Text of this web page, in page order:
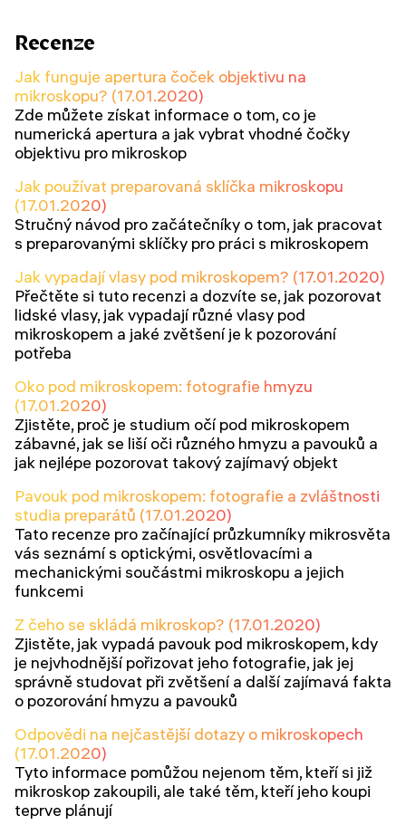
Recenze
Jak funguje apertura čoček objektivu na
mikroskopu? (17.01.2020)
Zde můžete získat informace o tom, co je
numerická apertura a jak vybrat vhodné čočky
objektivu pro mikroskop
Jak používat preparovaná sklíčka mikroskopu
(17.01.2020)
Stručný návod pro začátečníky o tom, jak pracovat
s preparovanými sklíčky pro práci s mikroskopem
Jak vypadají vlasy pod mikroskopem? (17.01.2020)
Přečtěte si tuto recenzi a dozvíte se, jak pozorovat
lidské vlasy, jak vypadají různé vlasy pod
mikroskopem a jaké zvětšení je k pozorování
potřeba
Oko pod mikroskopem: fotografie hmyzu
(17.01.2020)
Zjistěte, proč je studium očí pod mikroskopem
zábavné, jak se liší oči různého hmyzu a pavouků a
jak nejlépe pozorovat takový zajímavý objekt
Pavouk pod mikroskopem: fotografie a zvláštnosti
studia preparátů (17.01.2020)
Tato recenze pro začínající průzkumníky mikrosvěta
vás seznámí s optickými, osvětlovacími a
mechanickými součástmi mikroskopu a jejich
funkcemi
Z čeho se skládá mikroskop? (17.01.2020)
Zjistěte, jak vypadá pavouk pod mikroskopem, kdy
je nejvhodnější pořizovat jeho fotografie, jak jej
správně studovat při zvětšení a další zajímavá fakta
o pozorování hmyzu a pavouků
Odpovědi na nejčastější dotazy o mikroskopech
(17.01.2020)
Tyto informace pomůžou nejenom těm, kteří si již
mikroskop zakoupili, ale také těm, kteří jeho koupi
teprve plánují